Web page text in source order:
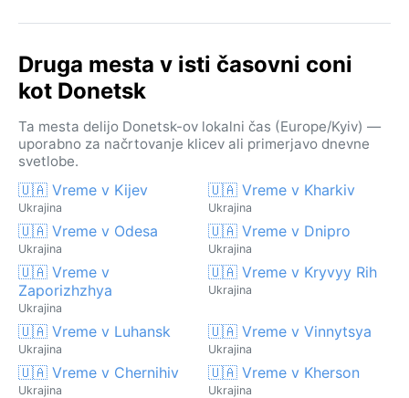
Druga mesta v isti časovni coni
kot Donetsk
Ta mesta delijo Donetsk-ov lokalni čas (Europe/Kyiv) —
uporabno za načrtovanje klicev ali primerjavo dnevne
svetlobe.
🇺🇦 Vreme v Kijev
Ukrajina
🇺🇦 Vreme v Kharkiv
Ukrajina
🇺🇦 Vreme v Odesa
Ukrajina
🇺🇦 Vreme v Dnipro
Ukrajina
🇺🇦 Vreme v
Zaporizhzhya
Ukrajina
🇺🇦 Vreme v Kryvyy Rih
Ukrajina
🇺🇦 Vreme v Luhansk
Ukrajina
🇺🇦 Vreme v Vinnytsya
Ukrajina
🇺🇦 Vreme v Chernihiv
Ukrajina
🇺🇦 Vreme v Kherson
Ukrajina